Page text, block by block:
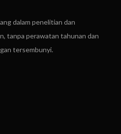
dalam penelitian dan
tanpa perawatan tahunan dan
tersembunyi.